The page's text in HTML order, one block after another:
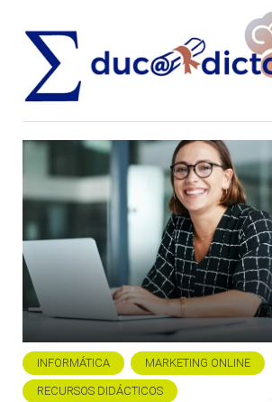
INFORMÁTICA MARKETING ONLINE
RECURSOS DIDÁCTICOS